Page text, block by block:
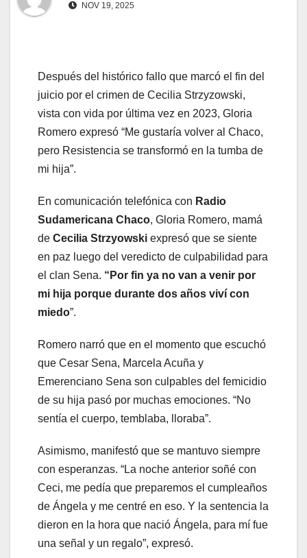
NOV 19, 2025
Después del histórico fallo que marcó el fin del
juicio por el crimen de Cecilia Strzyzowski,
vista con vida por última vez en 2023, Gloria
Romero expresó “Me gustaría volver al Chaco,
pero Resistencia se transformó en la tumba de
mi hija”.
En comunicación telefónica con Radio
Sudamericana Chaco, Gloria Romero, mamá
de Cecilia Strzyowski expresó que se siente
en paz luego del veredicto de culpabilidad para
el clan Sena. “Por fin ya no van a venir por
mi hija porque durante dos años viví con
miedo”.
Romero narró que en el momento que escuchó
que Cesar Sena, Marcela Acuña y
Emerenciano Sena son culpables del femicidio
de su hija pasó por muchas emociones. “No
sentía el cuerpo, temblaba, lloraba”.
Asimismo, manifestó que se mantuvo siempre
con esperanzas. “La noche anterior soñé con
Ceci, me pedía que preparemos el cumpleaños
de Ángela y me centré en eso. Y la sentencia la
dieron en la hora que nació Ángela, para mí fue
una señal y un regalo”, expresó.